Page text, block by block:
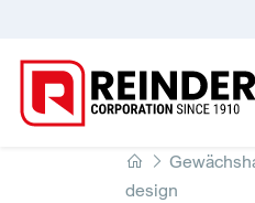
Home
design